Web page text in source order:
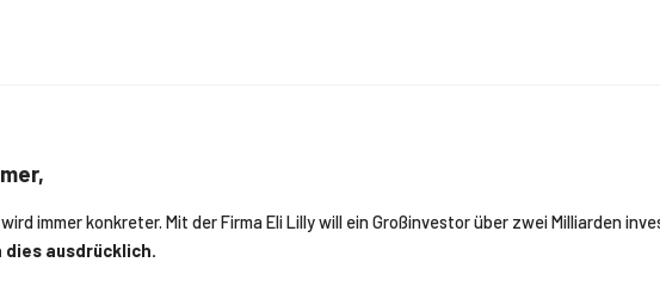
immer konkreter. Mit der Firma Eli Lilly will ein Großinvestor über zwei Milliarden
dies ausdrücklich.